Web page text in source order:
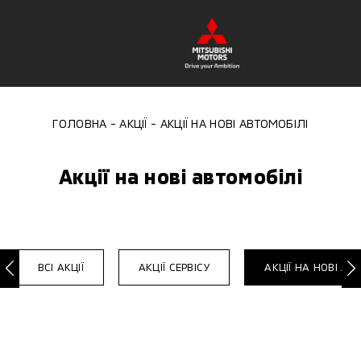
ГОЛОВНА АКЦІЇ АКЦІЇ НА НОВІ АВТОМОБІЛІ
Акції на нові автомобілі
ВСІ АКЦІЇ АКЦІЇ СЕРВІСУ АКЦІЇ НА НОВІ